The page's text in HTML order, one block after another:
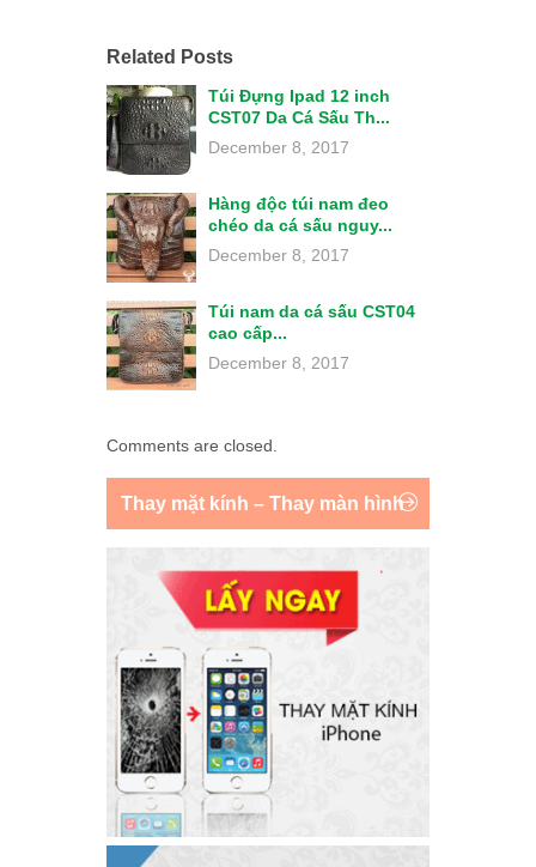
Related Posts
Túi Đựng Ipad 12 inch
CST07 Da Cá Sấu Th...
December 8, 2017
Hàng độc túi nam đeo
chéo da cá sấu nguy...
December 8, 2017
Túi nam da cá sấu CST04
cao cấp...
December 8, 2017
Comments are closed.
Thay mặt kính – Thay màn hình